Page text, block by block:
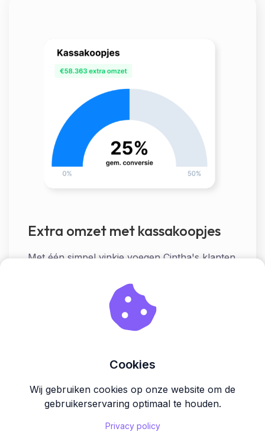
Extra omzet met kassakoopjes
Met één simpel vinkje voegen Cintha's klanten
terwijl ze aan het afrekenen zijn. Dit heeft
gezorgd voor zeker
€58.363,- aan extra
Cookies
Wij gebruiken cookies op onze website om de
gebruikerservaring optimaal te houden.
Privacy policy